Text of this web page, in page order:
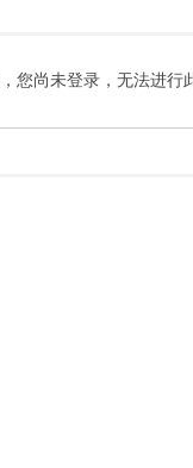
您尚未登录，无法进行